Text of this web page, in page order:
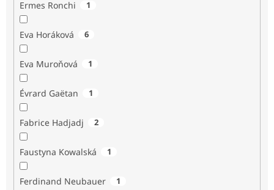
Ermes Ronchi 1
Eva Horáková 6
Eva Muroňová 1
Évrard Gaëtan 1
Fabrice Hadjadj 2
Faustyna Kowalská 1
Ferdinand Neubauer 1